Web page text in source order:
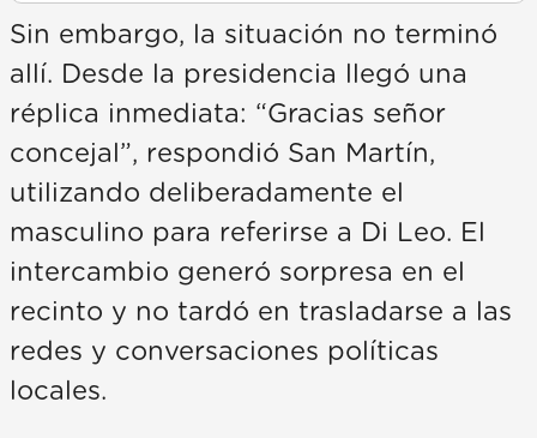
Sin embargo, la situación no terminó
allí. Desde la presidencia llegó una
réplica inmediata: “Gracias señor
concejal”, respondió San Martín,
utilizando deliberadamente el
masculino para referirse a Di Leo. El
intercambio generó sorpresa en el
recinto y no tardó en trasladarse a las
redes y conversaciones políticas
locales.